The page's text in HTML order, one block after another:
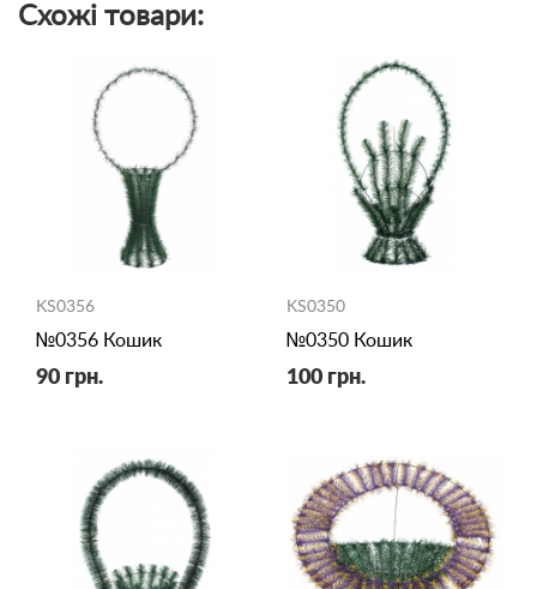
Схожі товари:
KS0356
№0356 Кошик
90 грн.
KS0350
№0350 Кошик
100 грн.